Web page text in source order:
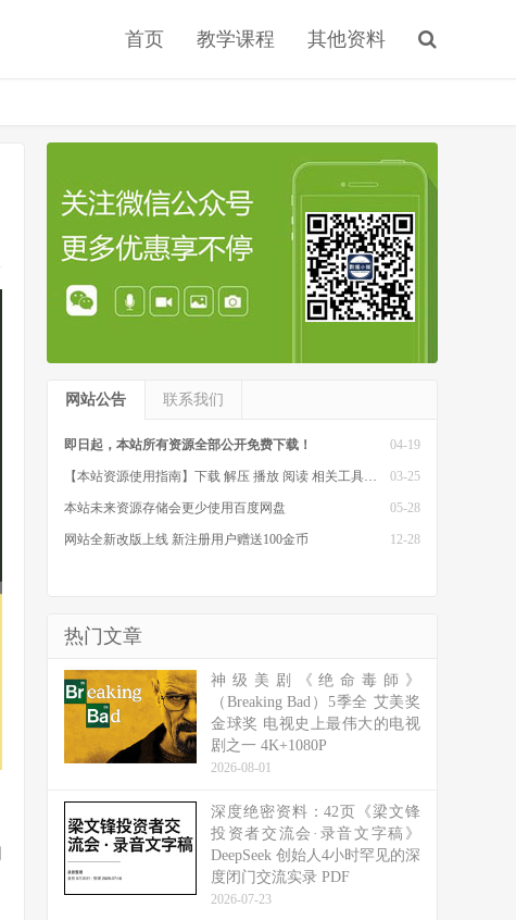
首页 教学课程 其他资料
网站公告 联系我们
04-19
即日起，本站所有资源全部公开免费下载！
03-25
【本站资源使用指南】下载 解压 播放 阅读 相关工具软件
05-28
本站未来资源存储会更少使用百度网盘
12-28
网站全新改版上线 新注册用户赠送100金币
热门文章
神级美剧《绝命毒師》
（Breaking Bad）5季全 艾美奖
金球奖 电视史上最伟大的电视
剧之一 4K+1080P
2026-08-01
深度绝密资料：42页《梁文锋
投资者交流会·录音文字稿》
DeepSeek 创始人4小时罕见的深
度闭门交流实录 PDF
2026-07-23